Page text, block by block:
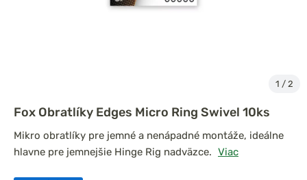
1 / 2
Fox Obratlíky Edges Micro Ring Swivel 10ks
Mikro obratlíky pre jemné a nenápadné montáže, ideálne
hlavne pre jemnejšie Hinge Rig nadväzce. Viac